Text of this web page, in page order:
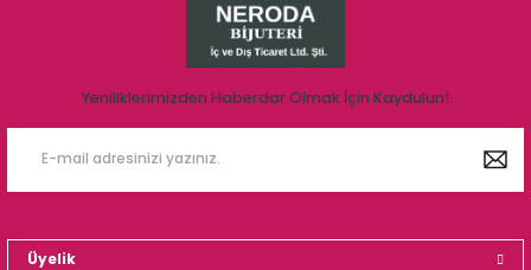
Yeniliklerimizden Haberdar Olmak İçin Kaydulun!
Üyelik